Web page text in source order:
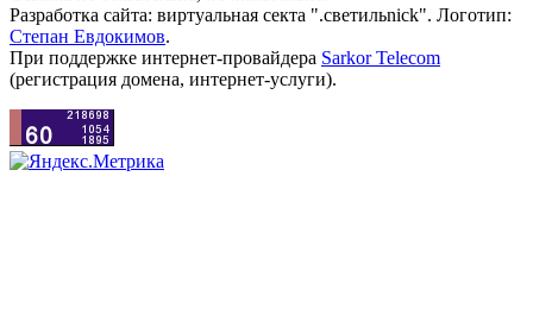
Разработка сайта: виртуальная секта ".светильnick". Логотип:
Степан Евдокимов.
При поддержке интернет-провайдера Sarkor Telecom
(регистрация домена, интернет-услуги).